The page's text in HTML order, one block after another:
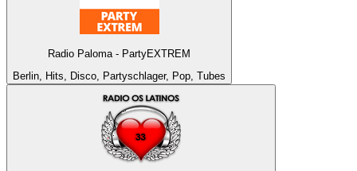
Radio Paloma - PartyEXTREM
Berlin, Hits, Disco, Partyschlager, Pop, Tubes